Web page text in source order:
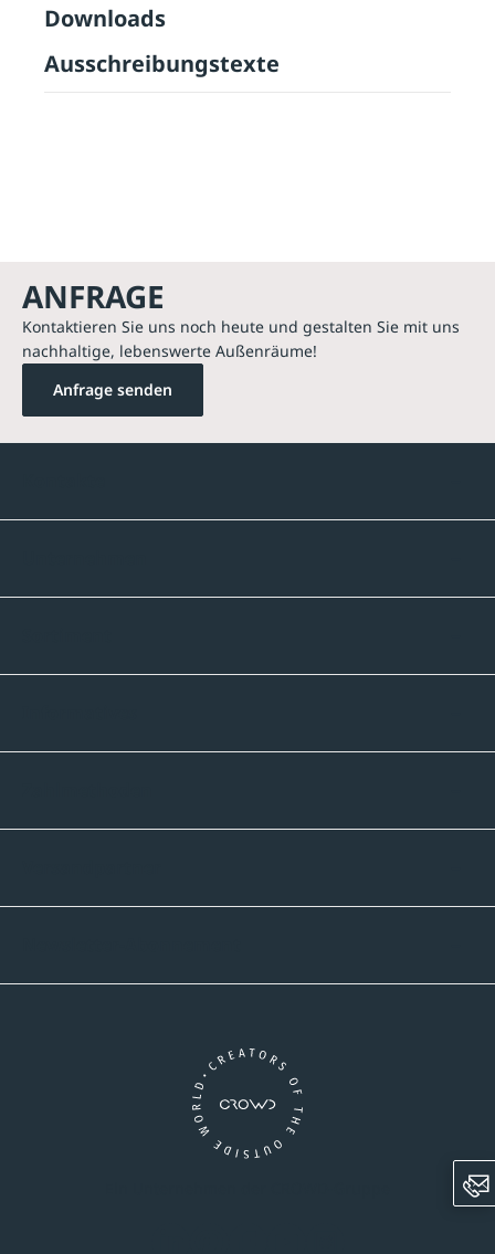
Downloads
Ausschreibungstexte
ANFRAGE
Kontaktieren Sie uns noch heute und gestalten Sie mit uns
nachhaltige, lebenswerte Außenräume!
Anfrage senden